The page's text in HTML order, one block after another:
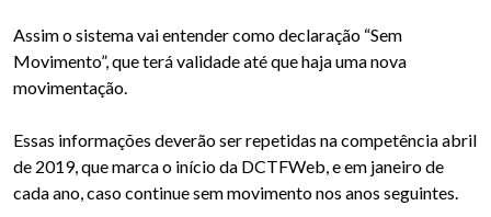
Assim o sistema vai entender como declaração “Sem
Movimento”, que terá validade até que haja uma nova
movimentação.
Essas informações deverão ser repetidas na competência abril
de 2019, que marca o início da DCTFWeb, e em janeiro de
cada ano, caso continue sem movimento nos anos seguintes.